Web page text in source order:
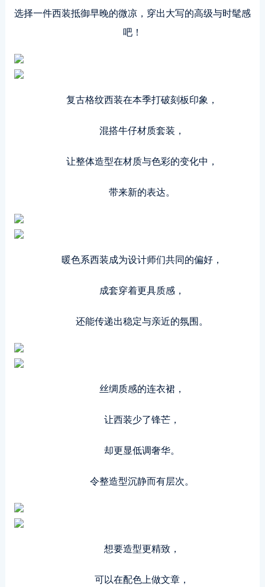
选择一件西装抵御早晚的微凉，穿出大写的高级与时髦感
吧！
复古格纹西装在本季打破刻板印象，
混搭牛仔材质套装，
让整体造型在材质与色彩的变化中，
带来新的表达。
暖色系西装成为设计师们共同的偏好，
成套穿着更具质感，
还能传递出稳定与亲近的氛围。
丝绸质感的连衣裙，
让西装少了锋芒，
却更显低调奢华。
令整造型沉静而有层次。
想要造型更精致，
可以在配色上做文章，